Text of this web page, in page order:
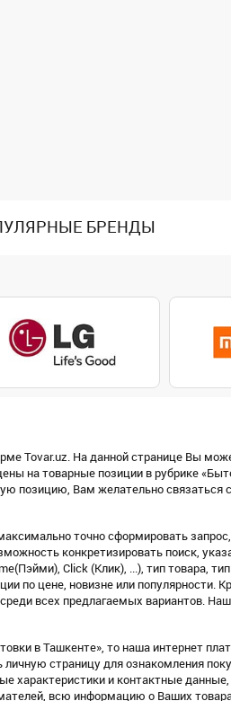
БРЕНДЫ
Tovar.uz. На данной странице Вы
на товарные позиции в рубрике
позицию, Вам желательно связаться
точно сформировать
конкретизировать поиск,
Click (Клик), ...), тип товара,
по цене, новизне или
всех предлагаемых вариантов.
в Ташкенте», то наша интернет
страницу для ознакомления
характеристики и контактные
всю информацию о Ваших